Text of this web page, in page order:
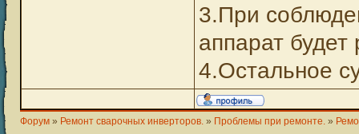
3.При
аппарат
4.Остальное
Форум » Ремонт сварочных инверторов. » Проблемы при ремонте. »